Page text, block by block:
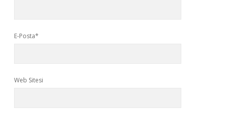
E-Posta*
Web Sitesi